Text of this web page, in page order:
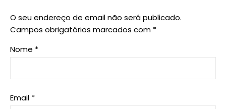
O seu endereço de email não será publicado.
Campos obrigatórios marcados com *
Nome *
Email *